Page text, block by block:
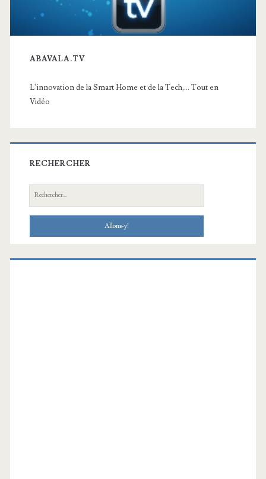
ABAVALA.TV
L'innovation de la Smart Home et de la Tech,... Tout en
Vidéo
RECHERCHER
Recherche: